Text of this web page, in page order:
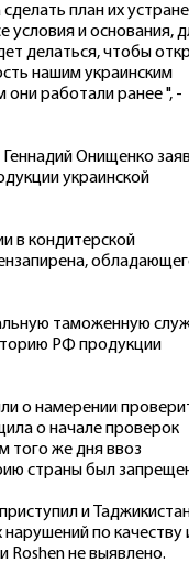
план их
условия и основания,
делаться, чтобы
нашим украинским
работали ранее ", -
Онищенко
украинской
в кондитерской
таможенную
РФ продукции
о намерении
о начале проверок
того же дня ввоз
страны был
и
по качеству
Roshen не выявлено.